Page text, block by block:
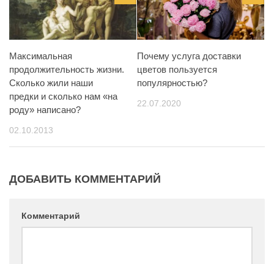
Максимальная
продолжительность жизни.
Сколько жили наши
предки и сколько нам «на
роду» написано?
02.10.2013
Почему услуга доставки
цветов пользуется
популярностью?
22.07.2020
ДОБАВИТЬ КОММЕНТАРИЙ
Комментарий